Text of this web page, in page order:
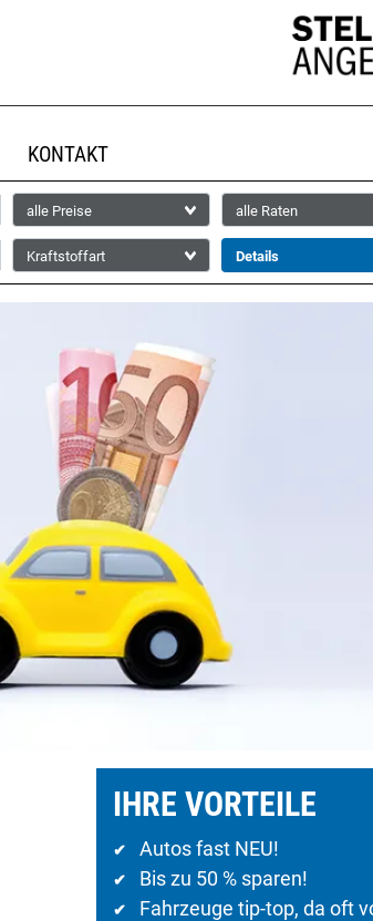
KONTAKT
IHRE VORTEILE
✔ Autos fast NEU!
✔ Bis zu 50 % sparen!
✔
Fahrzeuge tip-top, da oft